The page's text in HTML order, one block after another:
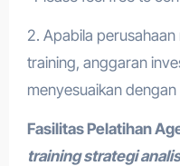
2. Apabila
training, anggaran
menyesuaikan
Fasilitas Pelatihan
training strategi